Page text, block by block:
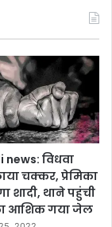
विधवा
चक्कर, प्रेमिका
शादी, थाने पहुंची
आशिक गया जेल